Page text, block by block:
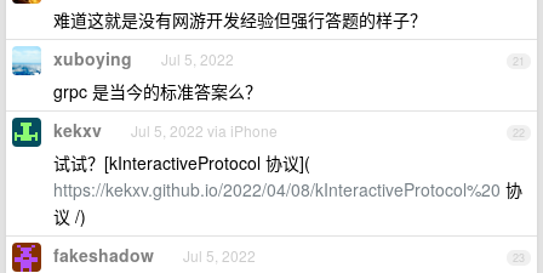
难道这就是没有网游开发经验但强行答题的样子？
21
xuboying Jul 5, 2022
grpc 是当今的标准答案么？
22
kekxv Jul 5, 2022 via iPhone
试试？[kInteractiveProtocol 协议](
https://kekxv.github.io/2022/04/08/kInteractiveProtocol%20 协
议 /)
23
fakeshadow Jul 5, 2022